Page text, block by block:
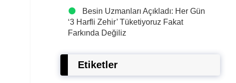
Besin Uzmanları Açıkladı: Her Gün
‘3 Harfli Zehir’ Tüketiyoruz Fakat
Farkında Değiliz
Etiketler